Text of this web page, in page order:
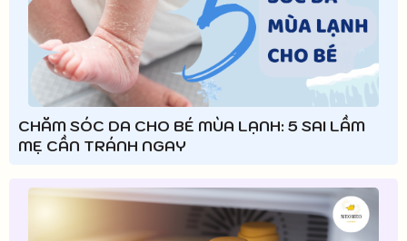
CHĂM SÓC DA CHO BÉ MÙA LẠNH: 5 SAI LẦM
MẸ CẦN TRÁNH NGAY